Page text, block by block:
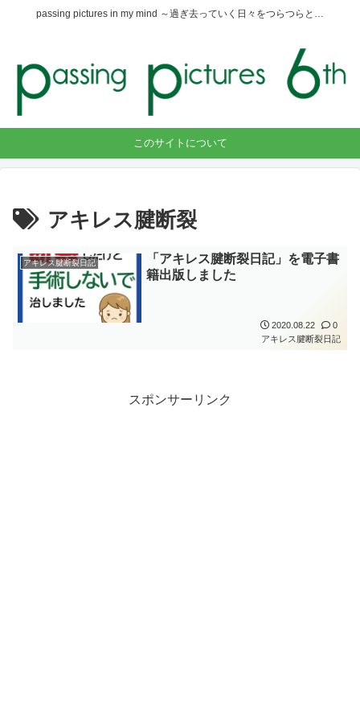
passing pictures in my mind ～過ぎ去っていく日々をつらつらと…
このサイトについて
アキレス腱断裂
アキレス腱断裂日記
「アキレス腱断裂日記」を電子書
籍出版しました
2020.08.22
0
アキレス腱断裂日記
スポンサーリンク